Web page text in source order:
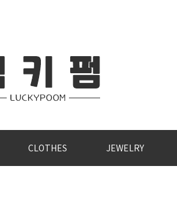
CLOTHES JEWELRY